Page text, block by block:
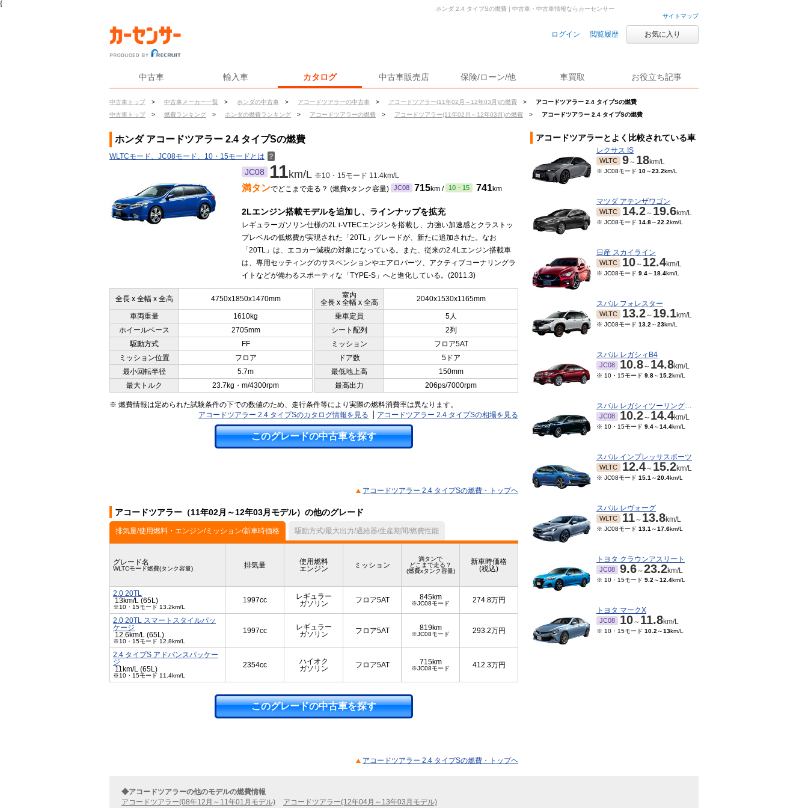
{
サイトマップ
ログイン 閲覧履歴 お気に入り
中古車 輸入車 カタログ 中古車販売店 保険/ローン/他 車買取 お役立ち記事
中古車トップ > 中古車メーカー一覧 > ホンダの中古車 > アコードツアラーの中古車 > アコードツアラー(11年02月～12年03月)の燃費 >
アコードツアラー 2.4 タイプSの燃費
中古車トップ
> 燃費ランキング > ホンダの燃費ランキング > アコードツアラーの燃費 > アコードツアラー(11年02月～12年03月)の燃費 > アコードツアラー 2.4 タイプSの燃費
ホンダ 2.4 タイプSの燃費 | 中古車・中古車情報ならカーセンサー
ホンダ アコードツアラー 2.4 タイプSの燃費
WLTCモード、JC08モード、10・15モードとは ？
JC08 11km/L ※10・15モード 11.4km/L
満タンでどこまで走る？ (燃費xタンク容量) JC08 715km / 10・15 741km
2Lエンジン搭載モデルを追加し、ラインナップを拡充
レギュラーガソリン仕様の2L i-VTECエンジンを搭載し、力強い加速感とクラストッ
プレベルの低燃費が実現された「20TL」グレードが、新たに追加された。なお
「20TL」は、エコカー減税の対象になっている。また、従来の2.4Lエンジン搭載車
は、専用セッティングのサスペンションやエアロパーツ、アクティブコーナリングラ
イトなどが備わるスポーティな「TYPE-S」へと進化している。(2011.3)
全長 x 全幅 x 全高 4750x1850x1470mm
室内
全長 x 全幅 x 全高
2040x1530x1165mm
車両重量 1610kg 乗車定員
5人
ホイールベース
2705mm シート配列
2列
駆動方式
FF ミッション
フロア5AT
ミッション位置
フロア ドア数
5ドア
最小回転半径
5.7m 最低地上高
150mm
最大トルク
23.7kg・m/4300rpm 最高出力 206ps/7000rpm
※ 燃費情報は定められた試験条件の下での数値のため、走行条件等により実際の燃料消費率は異なります。
アコードツアラー 2.4 タイプSのカタログ情報を見る
アコードツアラー 2.4 タイプSの相場を見る
このグレードの中古車を探す
アコードツアラー 2.4 タイプSの燃費・トップヘ
アコードツアラー（11年02月～12年03月モデル）の他のグレード
排気量/使用燃料・エンジン/ミッション/新車時価格 駆動方式/最大出力/過給器/生産期間/燃費性能
グレード名
WLTCモード燃費(タンク容量) 排気量
使用燃料
エンジン
ミッション
満タンで
どこまで走る？
(燃費xタンク容量)
新車時価格
(税込)
2.0 20TL
13km/L (65L)
※10・15モード 13.2km/L
1997cc
レギュラー
ガソリン
フロア5AT 845km
※JC08モード 274.8万円
2.0 20TL スマートスタイルパッ
ケージ
12.6km/L (65L)
※10・15モード 12.8km/L
1997cc
レギュラー
ガソリン
フロア5AT 819km
※JC08モード 293.2万円
2.4 タイプS アドバンスパッケー
ジ
11km/L (65L)
※10・15モード 11.4km/L
2354cc
ハイオク
ガソリン
フロア5AT 715km
※JC08モード 412.3万円
このグレードの中古車を探す
アコードツアラー 2.4 タイプSの燃費・トップヘ
アコードツアラーとよく比較されている車
レクサス IS
WLTC 9～ 18km/L
※ JC08モード 10～23.2km/L
マツダ アテンザワゴン
WLTC 14.2～ 19.6km/L
※ JC08モード 14.8～22.2km/L
日産 スカイライン
WLTC 10～ 12.4km/L
※ JC08モード 9.4～18.4km/L
スバル フォレスター
WLTC 13.2～ 19.1km/L
※ JC08モード 13.2 ～23km/L
スバル レガシィB4
JC08 10.8～ 14.8km/L
※ 10・15モード 9.8～15.2km/L
スバル レガシィツーリングワゴン
JC08 10.2～ 14.4km/L
※ 10・15モード 9.4～14.4km/L
スバル インプレッサスポーツ
WLTC 12.4～ 15.2km/L
※ JC08モード 15.1 ～20.4km/L
スバル レヴォーグ
WLTC 11～ 13.8km/L
※ JC08モード 13.1 ～17.6km/L
トヨタ クラウンアスリート
JC08 9.6～23.2km/L
※ 10・15モード 9.2 ～12.4km/L
トヨタ マークX
JC08 10～ 11.8km/L
※ 10・15モード 10.2 ～13km/L
◆アコードツアラーの他のモデルの燃費情報
アコードツアラー(08年12月～11年01月モデル)
アコードツアラー(12年04月～13年03月モデル)